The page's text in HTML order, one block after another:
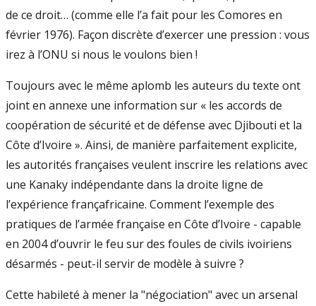
de ce droit… (comme elle l’a fait pour les Comores en
février 1976). Façon discrète d’exercer une pression : vous
irez à l’ONU si nous le voulons bien !
Toujours avec le même aplomb les auteurs du texte ont
joint en annexe une information sur « les accords de
coopération de sécurité et de défense avec Djibouti et la
Côte d’Ivoire ». Ainsi, de manière parfaitement explicite,
les autorités françaises veulent inscrire les relations avec
une Kanaky indépendante dans la droite ligne de
l’expérience françafricaine. Comment l’exemple des
pratiques de l’armée française en Côte d’Ivoire - capable
en 2004 d’ouvrir le feu sur des foules de civils ivoiriens
désarmés - peut-il servir de modèle à suivre ?
Cette habileté à mener la "négociation" avec un arsenal